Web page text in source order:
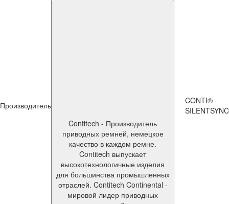
Производитель
Contitech - Производитель
приводных ремней, немецкое
качество в каждом ремне.
Contitech выпускает
высокотехнологичные изделия
для большинства промышленных
отраслей. Contitech Continental -
мировой лидер приводных
CONTI®
SILENTSYNC